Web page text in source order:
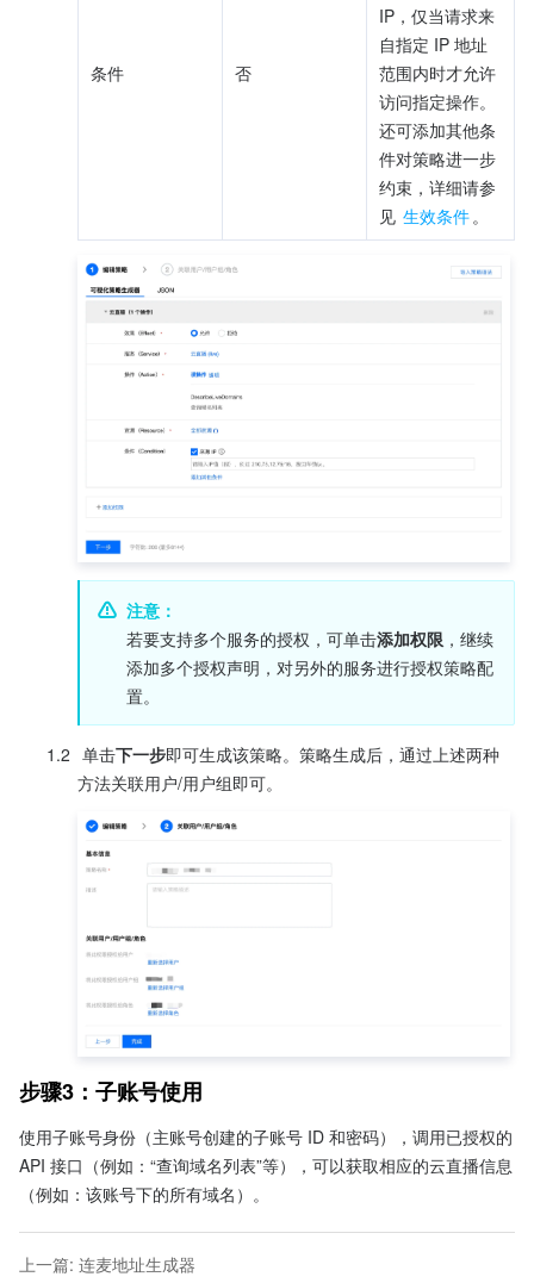
条件 否
IP，仅当请求来
自指定 IP 地址
范围内时才允许
访问指定操作。
还可添加其他条
件对策略进一步
约束，详细请参
见 生效条件 。
注意：
若要支持多个服务的授权，可单击添加权限 ，继续
添加多个授权声明，对另外的服务进行授权策略配
置。
1.2 单击下一步即可生成该策略。策略生成后，通过上述两种
方法关联用户/用户组即可。
步骤3：子账号使用
使用子账号身份（主账号创建的子账号 ID 和密码），调用已授权的
API 接口（例如：“查询域名列表”等），可以获取相应的云直播信息
（例如：该账号下的所有域名）。
上一篇: 连麦地址生成器